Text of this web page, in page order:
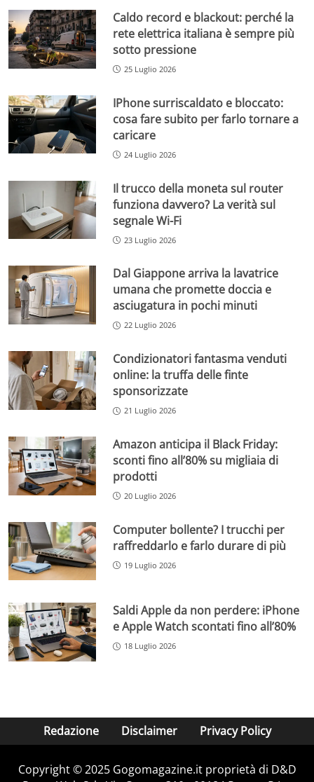
Caldo record e blackout: perché la
rete elettrica italiana è sempre più
sotto pressione
25 Luglio 2026
IPhone surriscaldato e bloccato:
cosa fare subito per farlo tornare a
caricare
24 Luglio 2026
Il trucco della moneta sul router
funziona davvero? La verità sul
segnale Wi-Fi
23 Luglio 2026
Dal Giappone arriva la lavatrice
umana che promette doccia e
asciugatura in pochi minuti
22 Luglio 2026
Condizionatori fantasma venduti
online: la truffa delle finte
sponsorizzate
21 Luglio 2026
Amazon anticipa il Black Friday:
sconti fino all’80% su migliaia di
prodotti
20 Luglio 2026
Computer bollente? I trucchi per
raffreddarlo e farlo durare di più
19 Luglio 2026
Saldi Apple da non perdere: iPhone
e Apple Watch scontati fino all’80%
18 Luglio 2026
Redazione Disclaimer Privacy Policy
Copyright © 2025 Gogomagazine.it proprietà di D&D